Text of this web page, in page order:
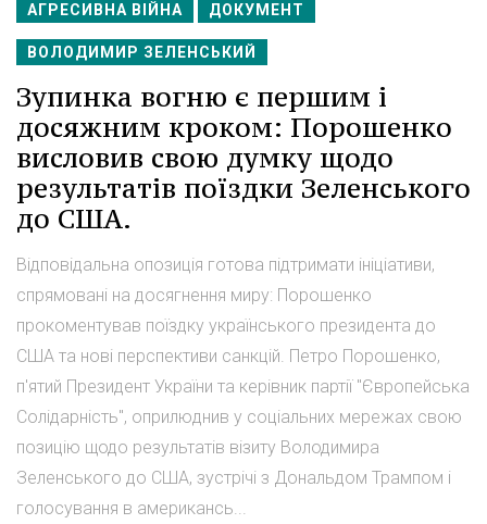
АГРЕСИВНА ВІЙНА ДОКУМЕНТ
ВОЛОДИМИР ЗЕЛЕНСЬКИЙ
Зупинка вогню є першим і
досяжним кроком: Порошенко
висловив свою думку щодо
результатів поїздки Зеленського
до США.
Відповідальна опозиція готова підтримати ініціативи,
спрямовані на досягнення миру: Порошенко
прокоментував поїздку українського президента до
США та нові перспективи санкцій. Петро Порошенко,
п'ятий Президент України та керівник партії "Європейська
Солідарність", оприлюднив у соціальних мережах свою
позицію щодо результатів візиту Володимира
Зеленського до США, зустрічі з Дональдом Трампом і
голосування в американсь...